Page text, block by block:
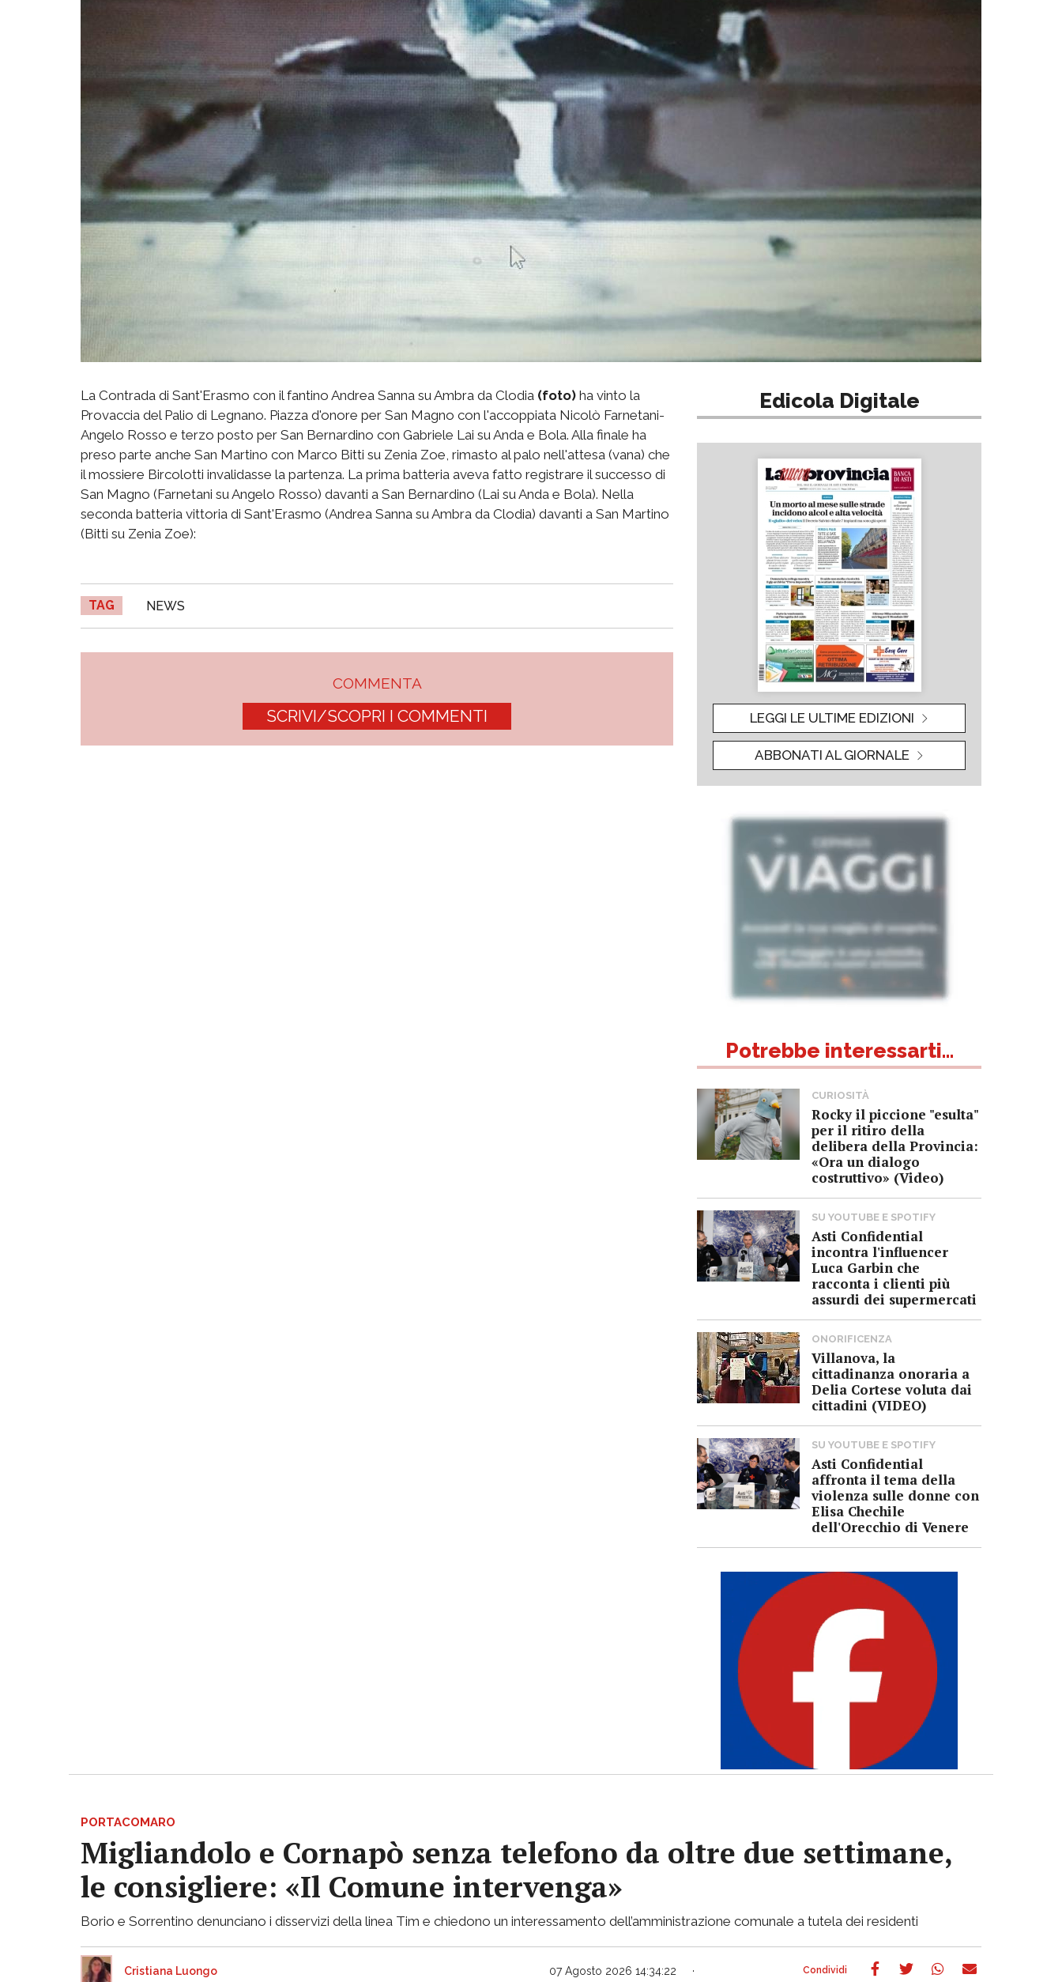
La Contrada di Sant'Erasmo con il fantino Andrea Sanna su Ambra da Clodia (foto) ha vinto la
Provaccia del Palio di Legnano. Piazza d'onore per San Magno con l'accoppiata Nicolò Farnetani-
Angelo Rosso e terzo posto per San Bernardino con Gabriele Lai su Anda e Bola. Alla finale ha
preso parte anche San Martino con Marco Bitti su Zenia Zoe, rimasto al palo nell'attesa (vana) che
il mossiere Bircolotti invalidasse la partenza. La prima batteria aveva fatto registrare il successo di
San Magno (Farnetani su Angelo Rosso) davanti a San Bernardino (Lai su Anda e Bola). Nella
seconda batteria vittoria di Sant'Erasmo (Andrea Sanna su Ambra da Clodia) davanti a San Martino
(Bitti su Zenia Zoe):
TAG NEWS
COMMENTA
SCRIVI/SCOPRI I COMMENTI
Edicola Digitale
LEGGI LE ULTIME EDIZIONI
ABBONATI AL GIORNALE
Potrebbe interessarti...
CURIOSITÀ
Rocky il piccione "esulta"
per il ritiro della
delibera della Provincia:
«Ora un dialogo
costruttivo» (Video)
SU YOUTUBE E SPOTIFY
Asti Confidential
incontra l'influencer
Luca Garbin che
racconta i clienti più
assurdi dei supermercati
ONORIFICENZA
Villanova, la
cittadinanza onoraria a
Delia Cortese voluta dai
cittadini (VIDEO)
SU YOUTUBE E SPOTIFY
Asti Confidential
affronta il tema della
violenza sulle donne con
Elisa Chechile
dell'Orecchio di Venere
PORTACOMARO
Migliandolo e Cornapò senza telefono da oltre due settimane,
le consigliere: «Il Comune intervenga»
Borio e Sorrentino denunciano i disservizi della linea Tim e chiedono un interessamento dell’amministrazione comunale a tutela dei residenti
Cristiana Luongo 07 Agosto 2026 14:34:22